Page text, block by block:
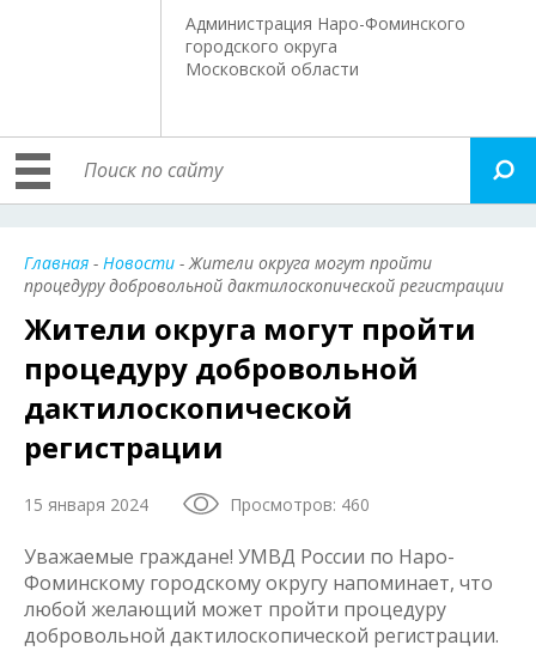
Администрация Наро-Фоминского
городского округа
Московской области
Главная - Новости - Жители округа могут пройти
процедуру добровольной дактилоскопической регистрации
Жители округа могут пройти
процедуру добровольной
дактилоскопической
регистрации
15 января 2024 Просмотров: 460
Уважаемые граждане! УМВД России по Наро-
Фоминскому городскому округу напоминает, что
любой желающий может пройти процедуру
добровольной дактилоскопической регистрации.